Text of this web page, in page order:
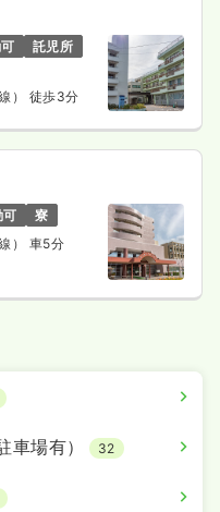
託児所
） 徒歩3分
可
寮
） 車5分
車場有） 32